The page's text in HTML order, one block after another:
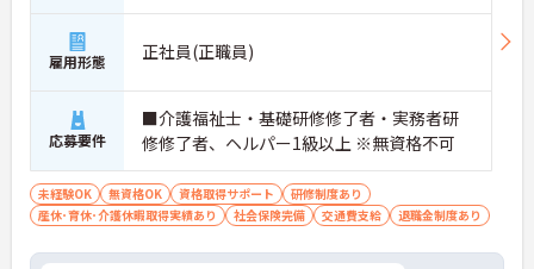
雇用形態 正社員(正職員)
応募要件
■介護福祉士・基礎研修修了者・実務者研
修修了者、ヘルパー1級以上 ※無資格不可
未経験OK 無資格OK 資格取得サポート
研修制度あり
産休･育休･介護休暇取得実績あり
社会保険完備 交通費支給 退職金制度あり